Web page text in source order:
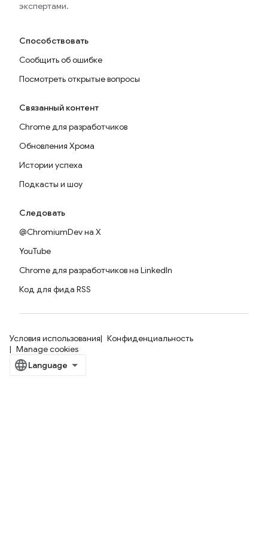
экспертами.
Способствовать
Сообщить об ошибке
Посмотреть открытые вопросы
Связанный контент
Chrome для разработчиков
Обновления Хрома
Истории успеха
Подкасты и шоу
Следовать
@ChromiumDev на X
YouTube
Chrome для разработчиков на LinkedIn
Код для фида RSS
Условия использования
Конфиденциальность
Manage cookies